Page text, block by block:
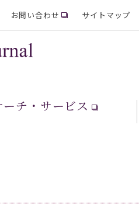
お問い合わせ サイトマップ
ーチ・サービス